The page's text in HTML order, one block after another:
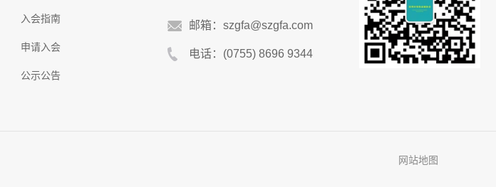
入会指南
申请入会
公示公告
邮箱：szgfa@szgfa.com
电话：(0755) 8696 9344
网站地图